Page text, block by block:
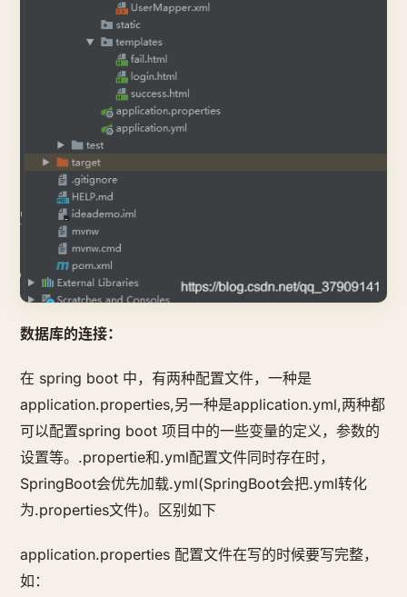
数据库的连接：
在 spring boot 中，有两种配置文件，一种是
application.properties,另一种是application.yml,两种都
可以配置spring boot 项目中的一些变量的定义，参数的
设置等。.propertie和.yml配置文件同时存在时，
SpringBoot会优先加载.yml(SpringBoot会把.yml转化
为.properties文件)。区别如下
application.properties 配置文件在写的时候要写完整，
如：